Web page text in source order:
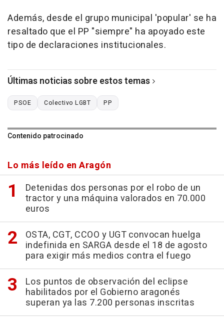
Además, desde el grupo municipal 'popular' se ha
resaltado que el PP "siempre" ha apoyado este
tipo de declaraciones institucionales.
Últimas noticias sobre estos temas
PSOE Colectivo LGBT PP
Contenido patrocinado
Lo más leído en Aragón
Detenidas dos personas por el robo de un
tractor y una máquina valorados en 70.000
euros
OSTA, CGT, CCOO y UGT convocan huelga
indefinida en SARGA desde el 18 de agosto
para exigir más medios contra el fuego
Los puntos de observación del eclipse
habilitados por el Gobierno aragonés
superan ya las 7.200 personas inscritas